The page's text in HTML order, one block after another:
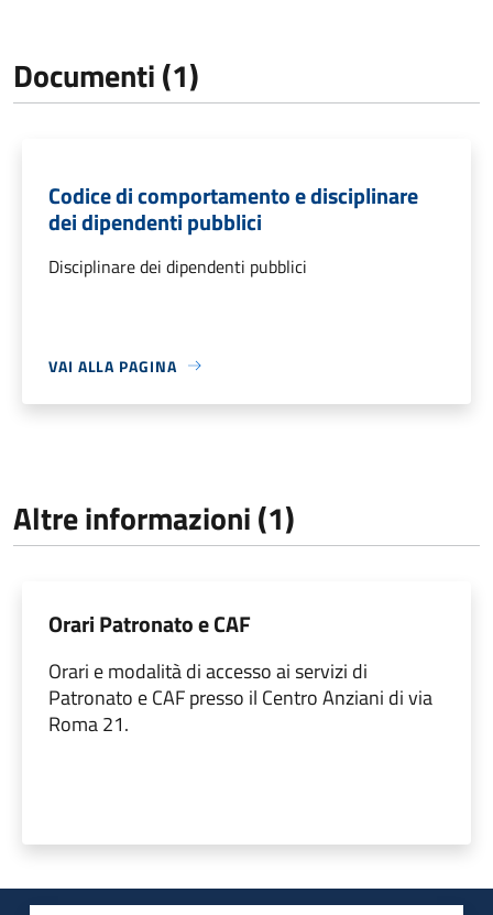
Documenti (1)
Codice di comportamento e disciplinare
dei dipendenti pubblici
Disciplinare dei dipendenti pubblici
VAI ALLA PAGINA
Altre informazioni (1)
Orari Patronato e CAF
Orari e modalità di accesso ai servizi di
Patronato e CAF presso il Centro Anziani di via
Roma 21.